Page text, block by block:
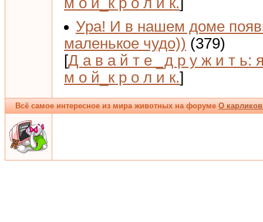
Ура! И в нашем доме
маленькое чудо)) (379)
[Д а в а й т е _д р у ж и т ь:
м о й_к р о л и к.]
Всё самое интересное из мира животных на форумеО